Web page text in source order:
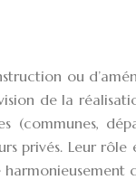
ou
de la
privés. Leur